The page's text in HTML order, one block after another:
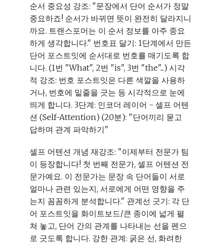
순서 중요성 강조: "문장에서 단어 순서가 정말
중요하죠! 순서가 바뀌면 뜻이 완전히 달라지니
까요. 트랜스포머는 이 순서 정보를 아주 중요
하게 생각합니다." 번호표 달기: 1단계에서 만든
단어 포스트잇에 순서대로 번호를 매기도록 합
니다. (1번 "What", 2번 "is", 3번 "the"...) 시각
적 강조: 번호 포스트잇은 다른 색깔을 사용하
거나, 번호에 밑줄을 긋는 등 시각적으로 눈에
띄게 합니다. 3단계: 인코더 레이어 - 셀프 어텐
션 (Self-Attention) (20분): "단어끼리 묻고
답하며 관계 파악하기"
셀프 어텐션 개념 재강조: "이제부터 전문가 팀
이 등장합니다! 첫 번째 전문가, 셀프 어텐션 전
문가예요. 이 전문가는 문장 속 단어들이 서로
얼마나 관련 있는지, 서로에게 어떤 영향을 주
는지 꼼꼼하게 분석합니다." 관계선 긋기: 각 단
어 포스트잇을 화이트보드/큰 종이에 넓게 펼
쳐 놓고, 단어 간의 관계를 나타내는 선을 펜으
로 긋도록 합니다. 강한 관계: 굵은 선, 화려한